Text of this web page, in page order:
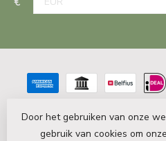
© Copyright 2026 PlintenDecor.nl
Door het gebruiken van onze
gebruik van cookies om